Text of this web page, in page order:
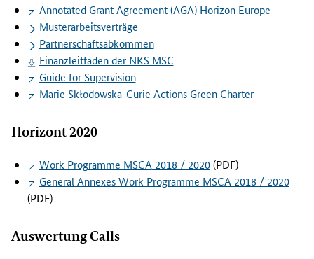
w
g
i
d
i
Annotated Grant Agreement (AGA) Horizon Europe
Musterarbeitsverträge
Partnerschaftsabkommen
Finanzleitfaden der NKS MSC
Guide for Supervision
Marie Skłodowska-Curie Actions Green Charter
Horizont 2020
Work Programme MSCA 2018 / 2020(PDF)
General Annexes Work Programme MSCA 2018 / 2020
(PDF)
Auswertung Calls